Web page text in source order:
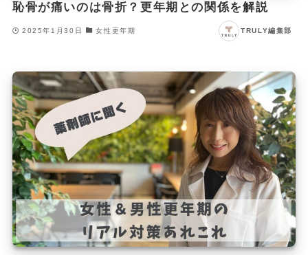
恥骨が痛いのは骨折？更年期との関係を解説
2025年1月30日 女性更年期 TRULY編集部